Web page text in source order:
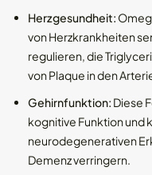
Herzgesundheit:
von Herzkrankheiten
regulieren, die
von Plaque in den
Gehirnfunktion: Diese
kognitive Funktion und
neurodegenerativen
Demenz verringern.